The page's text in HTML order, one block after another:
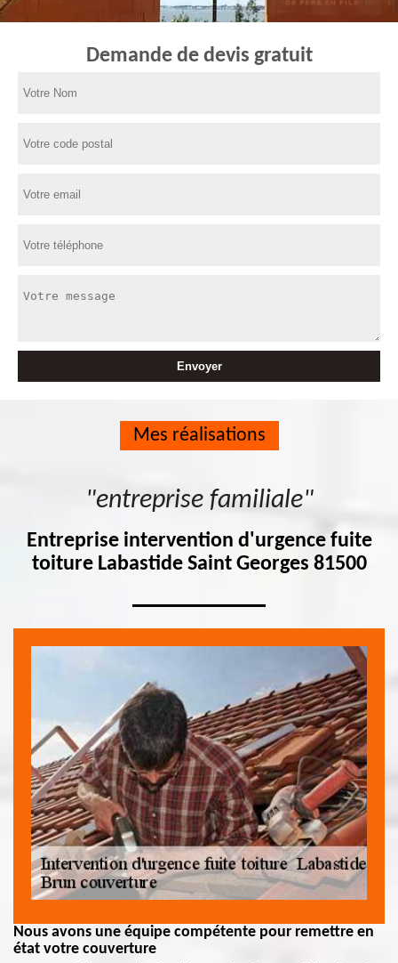
Demande de devis gratuit
Mes réalisations
"entreprise familiale"
Entreprise intervention d'urgence fuite
toiture Labastide Saint Georges 81500
Nous avons une équipe compétente pour remettre en
état votre couverture